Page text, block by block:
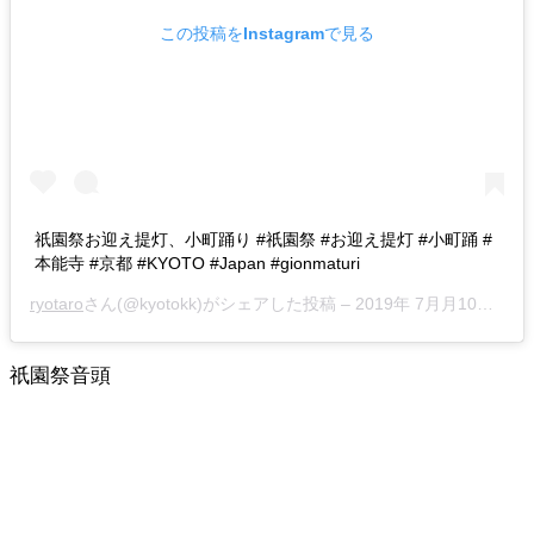
この投稿をInstagramで見る
祇園祭お迎え提灯、小町踊り #祇園祭 #お迎え提灯 #小町踊 #
本能寺 #京都 #KYOTO #Japan #gionmaturi
ryotaroさん(@kyotokk)がシェアした投稿 – 2019年 7月月10日午後7時30分PDT
祇園祭音頭